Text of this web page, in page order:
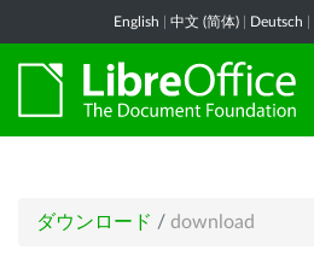
English 中文 (简体) Deutsch
ダウンロード / download